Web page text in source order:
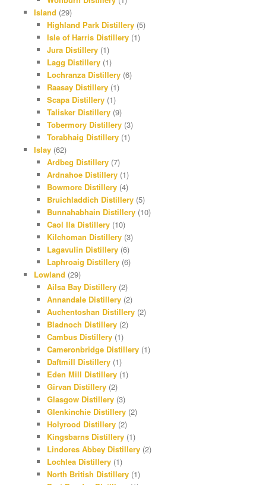
Island (29)
Highland Park Distillery (5)
Isle of Harris Distillery (1)
Jura Distillery (1)
Lagg Distillery (1)
Lochranza Distillery (6)
Raasay Distillery (1)
Scapa Distillery (1)
Talisker Distillery (9)
Tobermory Distillery (3)
Torabhaig Distillery (1)
Islay(62)
Ardbeg Distillery (7)
Ardnahoe Distillery (1)
Bowmore Distillery (4)
Bruichladdich Distillery (5)
Bunnahabhain Distillery (10)
Caol Ila Distillery (10)
Kilchoman Distillery (3)
Lagavulin Distillery (6)
Laphroaig Distillery (6)
Lowland (29)
Ailsa Bay Distillery (2)
Annandale Distillery (2)
Auchentoshan Distillery (2)
Bladnoch Distillery (2)
Cambus Distillery (1)
Cameronbridge Distillery (1)
Daftmill Distillery (1)
Eden Mill Distillery (1)
Girvan Distillery (2)
Glasgow Distillery (3)
Glenkinchie Distillery (2)
Holyrood Distillery (2)
Kingsbarns Distillery (1)
Lindores Abbey Distillery (2)
Lochlea Distillery (1)
North British Distillery (1)